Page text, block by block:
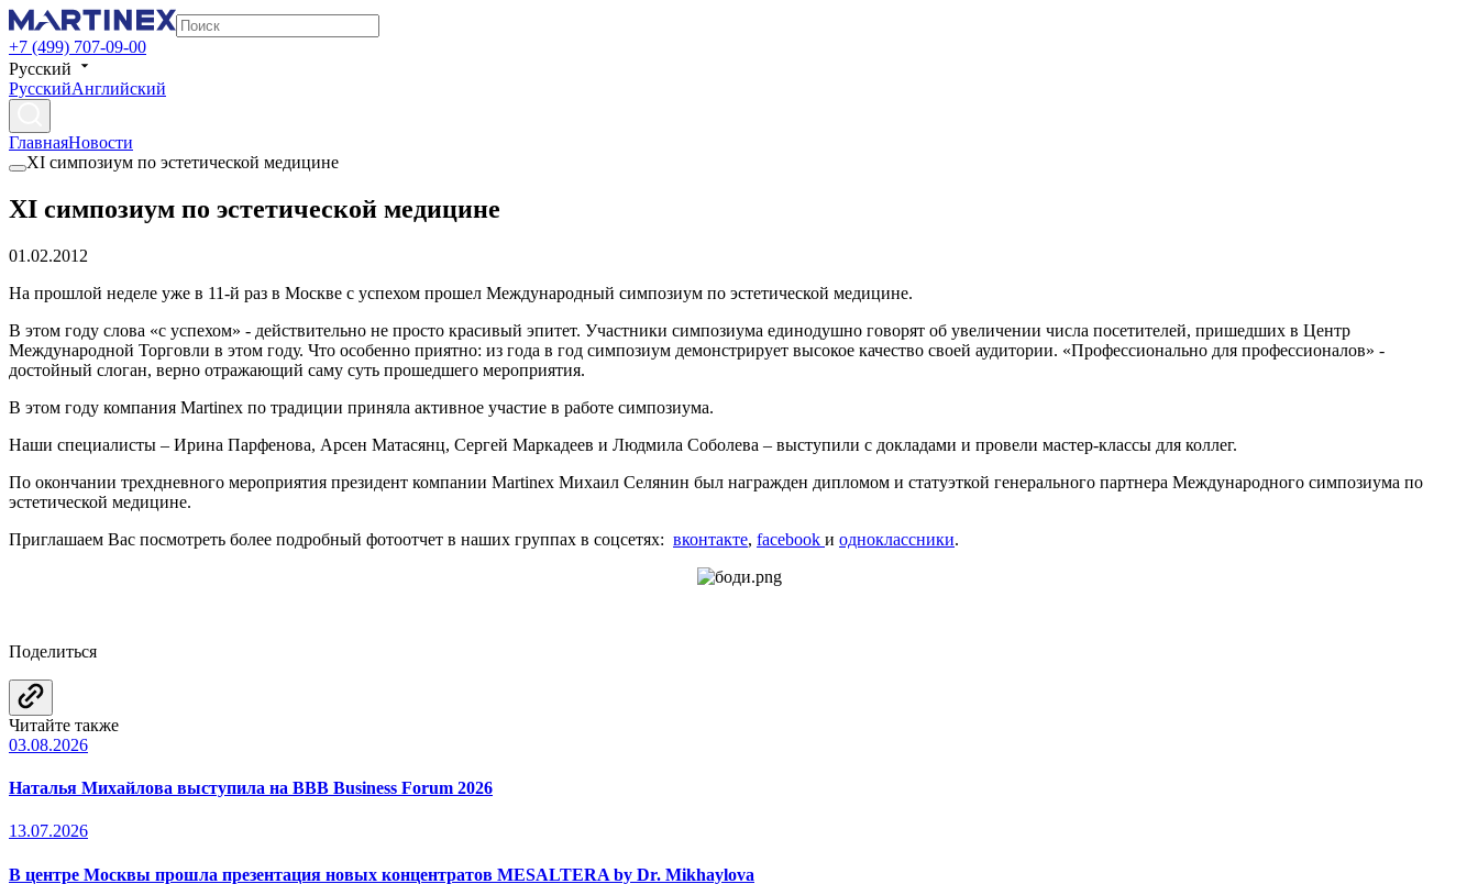
+7 (499) 707-09-00
Русский
РусскийАнглийский
ГлавнаяНовости
XI симпозиум по эстетической медицине
XI симпозиум по эстетической медицине
01.02.2012
На прошлой неделе уже в 11-й раз в Москве с успехом прошел Международный симпозиум по эстетической медицине.
В этом году слова «с успехом» - действительно не просто красивый эпитет. Участники симпозиума единодушно говорят об увеличении числа посетителей, пришедших в Центр
Международной Торговли в этом году. Что особенно приятно: из года в год симпозиум демонстрирует высокое качество своей аудитории. «Профессионально для профессионалов» -
достойный слоган, верно отражающий саму суть прошедшего мероприятия.
В этом году компания Martinex по традиции приняла активное участие в работе симпозиума.
Наши специалисты – Ирина Парфенова, Арсен Матасянц, Сергей Маркадеев и Людмила Соболева – выступили с докладами и провели мастер-классы для коллег.
По окончании трехдневного мероприятия президент компании Martinex Михаил Селянин был награжден дипломом и статуэткой генерального партнера Международного симпозиума по
эстетической медицине.
Приглашаем Вас посмотреть более подробный фотоотчет в наших группах в соцсетях: вконтакте, facebook и одноклассники.
Поделиться
Читайте также
03.08.2026
Наталья Михайлова выступила на BBB Business Forum 2026
13.07.2026
В центре Москвы прошла презентация новых концентратов MESALTERA by Dr. Mikhaylova